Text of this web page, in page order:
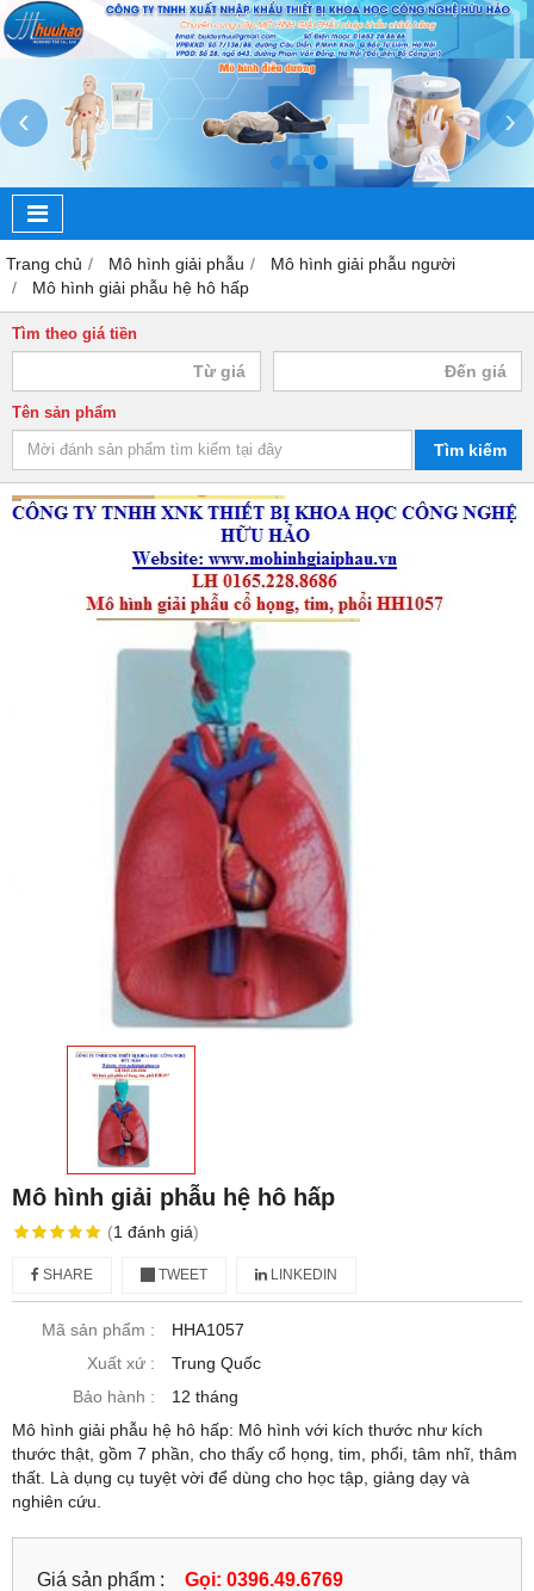
‹ ›
Trang chủ Mô hình giải phẫu
Mô hình giải phẫu người
Mô hình giải phẫu hệ hô hấp
Tìm theo giá tiền
Tên sản phẩm
Tìm kiếm
Mô hình giải phẫu hệ hô hấp
(1 đánh giá)
SHARE TWEET LINKEDIN
Mã sản phẩm :
HHA1057
Xuất xứ :
Trung Quốc
Bảo hành :
12 tháng
Mô hình giải phẫu hệ hô hấp: Mô hình với kích thước như kích
thước thật, gồm 7 phần, cho thấy cổ họng, tim, phổi, tâm nhĩ, thâm
thất. Là dụng cụ tuyệt vời để dùng cho học tập, giảng dạy và
nghiên cứu.
Giá sản phẩm : Gọi: 0396.49.6769